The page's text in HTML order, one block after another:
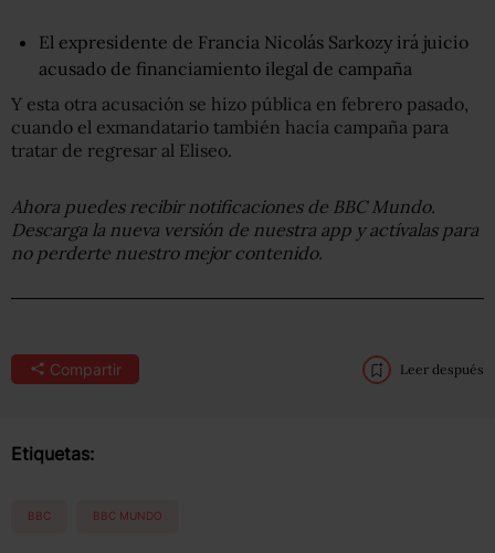
El expresidente de Francia Nicolás Sarkozy irá juicio
acusado de financiamiento ilegal de campaña
Y esta otra acusación se hizo pública en febrero pasado,
cuando el exmandatario también hacía campaña para
tratar de regresar al Eliseo.
Ahora puedes recibir notificaciones de BBC Mundo.
Descarga la nueva versión de nuestra app y actívalas para
no perderte nuestro mejor contenido.
Compartir Leer después
Etiquetas:
BBC BBC MUNDO